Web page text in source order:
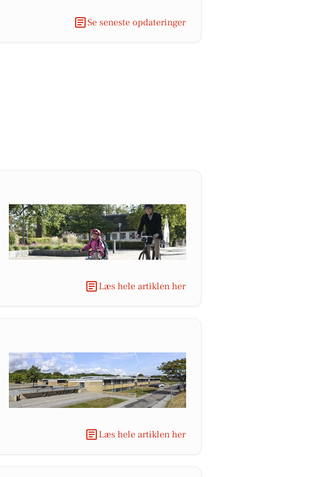
Se seneste opdateringer
Læs hele artiklen her
Læs hele artiklen her